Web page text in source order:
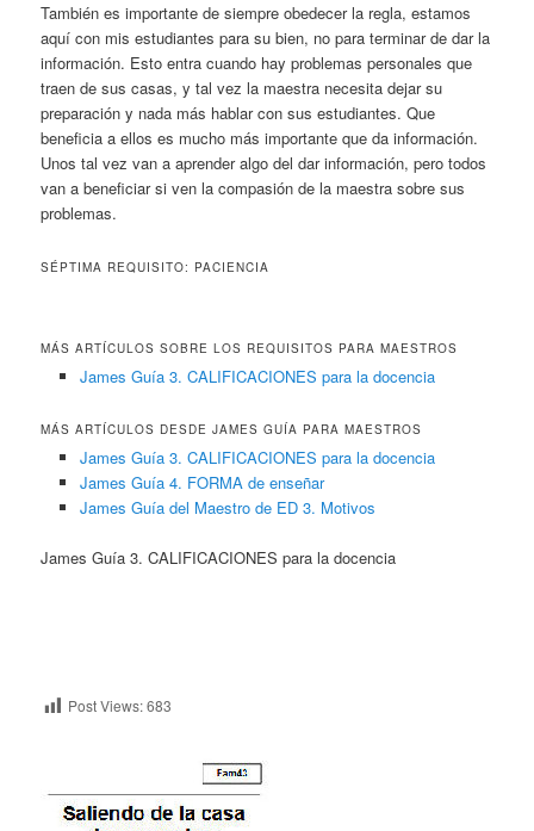
También es importante de siempre obedecer la regla, estamos
aquí con mis estudiantes para su bien, no para terminar de dar la
información. Esto entra cuando hay problemas personales que
traen de sus casas, y tal vez la maestra necesita dejar su
preparación y nada más hablar con sus estudiantes. Que
beneficia a ellos es mucho más importante que da información.
Unos tal vez van a aprender algo del dar información, pero todos
van a beneficiar si ven la compasión de la maestra sobre sus
problemas.
SÉPTIMA REQUISITO: PACIENCIA
MÁS ARTÍCULOS SOBRE LOS REQUISITOS PARA MAESTROS
James Guía 3. CALIFICACIONES para la docencia
MÁS ARTÍCULOS DESDE JAMES GUÍA PARA MAESTROS
James Guía 3. CALIFICACIONES para la docencia
James Guía 4. FORMA de enseñar
James Guía del Maestro de ED 3. Motivos
James Guía 3. CALIFICACIONES para la docencia
Post Views:683